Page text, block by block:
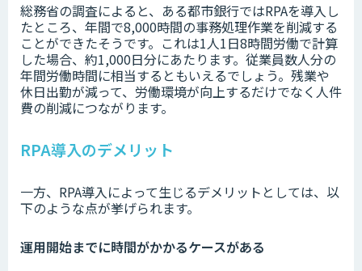
総務省の調査によると、ある都市銀行ではRPAを導入し
たところ、年間で8,000時間の事務処理作業を削減する
ことができたそうです。これは1人1日8時間労働で計算
した場合、約1,000日分にあたります。従業員数人分の
年間労働時間に相当するともいえるでしょう。残業や
休日出勤が減って、労働環境が向上するだけでなく人件
費の削減につながります。
RPA導入のデメリット
一方、RPA導入によって生じるデメリットとしては、以
下のような点が挙げられます。
運用開始までに時間がかかるケースがある